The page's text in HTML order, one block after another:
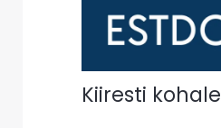
Kiiresti kohale